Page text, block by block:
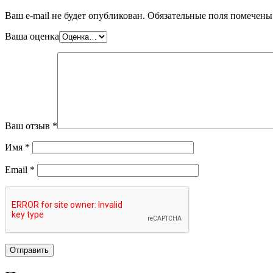
Ваш e-mail не будет опубликован. Обязательные поля
Ваша оценка
Ваш отзыв *
Имя *
Email *